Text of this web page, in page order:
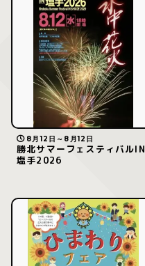
8月12日～8月12日
勝北サマーフェスティバルIN
塩手2026